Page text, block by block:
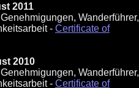
2011
Wanderführer,
- Certificate of
2010
Wanderführer,
- Certificate of